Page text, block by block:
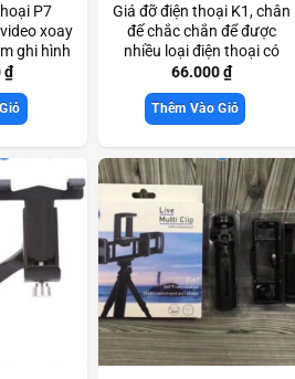
P7
xoay
ghi hình
₫
Giá đỡ điện thoại K1, chân
đế chắc chắn để được
nhiều loại điện thoại có
kích thước lớn Scd3169
66.000₫
Thêm Vào Giỏ